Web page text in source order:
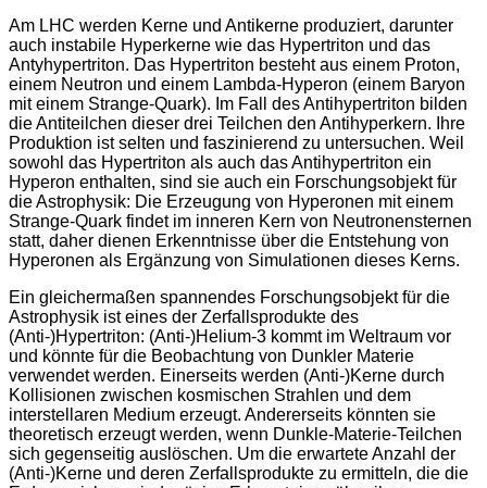
Am LHC werden Kerne und Antikerne produziert, darunter
auch instabile Hyperkerne wie das Hypertriton und das
Antyhypertriton. Das Hypertriton besteht aus einem Proton,
einem Neutron und einem Lambda-Hyperon (einem Baryon
mit einem Strange-Quark). Im Fall des Antihypertriton bilden
die Antiteilchen dieser drei Teilchen den Antihyperkern. Ihre
Produktion ist selten und faszinierend zu untersuchen. Weil
sowohl das Hypertriton als auch das Antihypertriton ein
Hyperon enthalten, sind sie auch ein Forschungsobjekt für
die Astrophysik: Die Erzeugung von Hyperonen mit einem
Strange-Quark findet im inneren Kern von Neutronensternen
statt, daher dienen Erkenntnisse über die Entstehung von
Hyperonen als Ergänzung von Simulationen dieses Kerns.
Ein gleichermaßen spannendes Forschungsobjekt für die
Astrophysik ist eines der Zerfallsprodukte des
(Anti-)Hypertriton: (Anti-)Helium-3 kommt im Weltraum vor
und könnte für die Beobachtung von Dunkler Materie
verwendet werden. Einerseits werden (Anti-)Kerne durch
Kollisionen zwischen kosmischen Strahlen und dem
interstellaren Medium erzeugt. Andererseits könnten sie
theoretisch erzeugt werden, wenn Dunkle-Materie-Teilchen
sich gegenseitig auslöschen. Um die erwartete Anzahl der
(Anti-)Kerne und deren Zerfallsprodukte zu ermitteln, die die